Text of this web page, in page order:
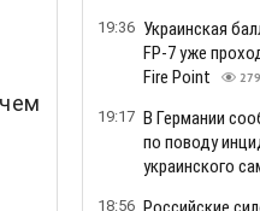
19:36 Украинская
FP-7 уже
Fire Point
279
19:17 В Германии
по поводу
украинского
18:56